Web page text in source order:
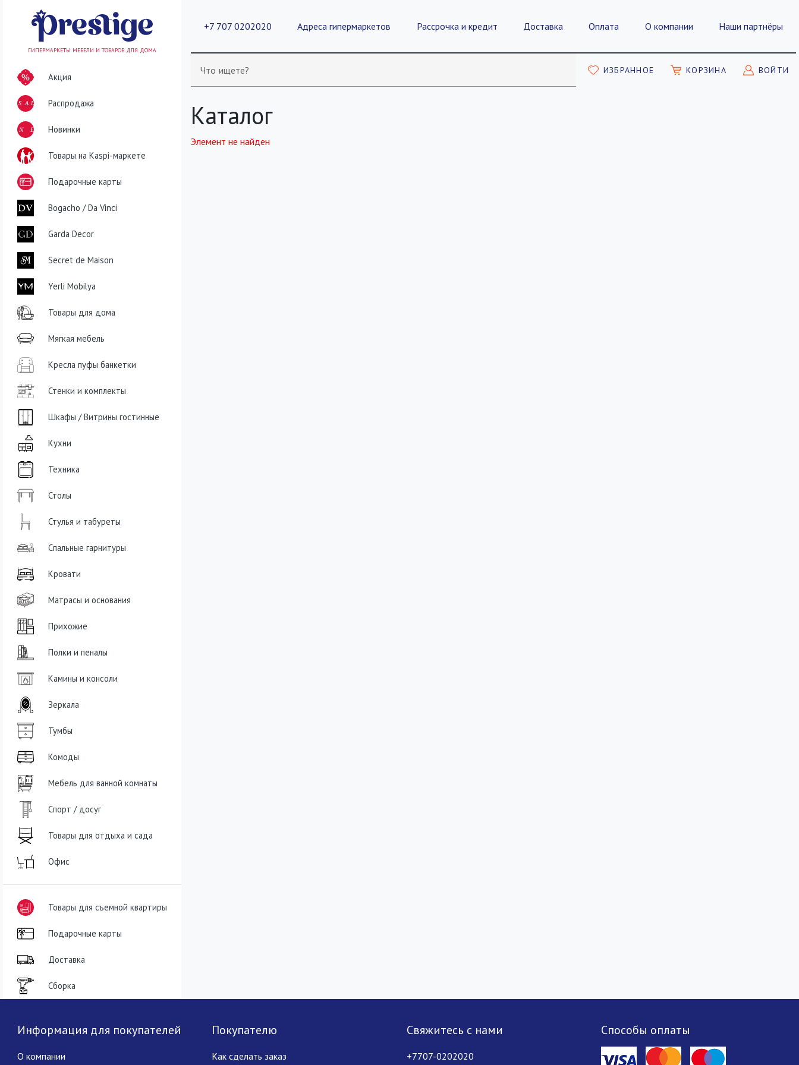
+7 707 0202020 Адреса гипермаркетов Рассрочка и кредит Доставка Оплата О компании Наши партнёры
Что ищете? ИЗБРАННОЕ КОРЗИНА ВОЙТИ
ГИПЕРМАРКЕТЫ МЕБЕЛИ И ТОВАРОВ ДЛЯ ДОМА
Акция
SALE Распродажа
NEWНовинки
Товары на Kaspi-маркете
Подарочные карты
Bogacho / Da Vinci
Garda Decor
Secret de Maison
Yerli Mobilya
Товары для дома
Мягкая мебель
Кресла пуфы банкетки
Стенки и комплекты
Шкафы / Витрины гостинные
Кухни
Техника
Столы
Стулья и табуреты
Спальные гарнитуры
Кровати
Матрасы и основания
Прихожие
Полки и пеналы
Камины и консоли
Зеркала
Тумбы
Комоды
Мебель для ванной комнаты
Спорт / досуг
Товары для отдыха и сада
Офис
Товары для съемной квартиры
Подарочные карты
Доставка
Сборка
Каталог
Элемент не найден
Информация для покупателей
О компании
Покупателю
Как сделать заказ
Свяжитесь с нами
+7707-0202020
Способы оплаты